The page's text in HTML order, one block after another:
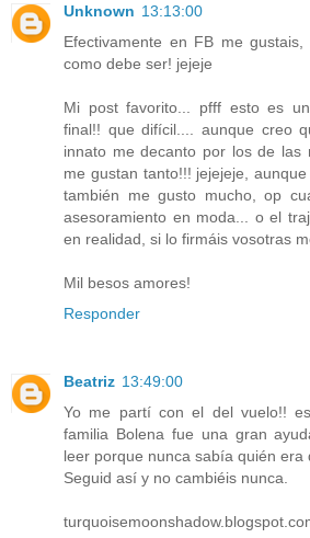
Unknown 13:13:00
Efectivamente en FB me
como debe ser! jejeje
Mi post favorito... pfff esto es
final!! que difícil.... aunque creo
innato me decanto por los de las
me gustan tanto!!! jejejeje,
también me gusto mucho, op
asesoramiento en moda... o el
en realidad, si lo firmáis vosotras
Mil besos amores!
Responder
Beatriz 13:49:00
Yo me partí con el del vuelo!!
familia Bolena fue una gran
leer porque nunca sabía quién era
Seguid así y no cambiéis nunca.